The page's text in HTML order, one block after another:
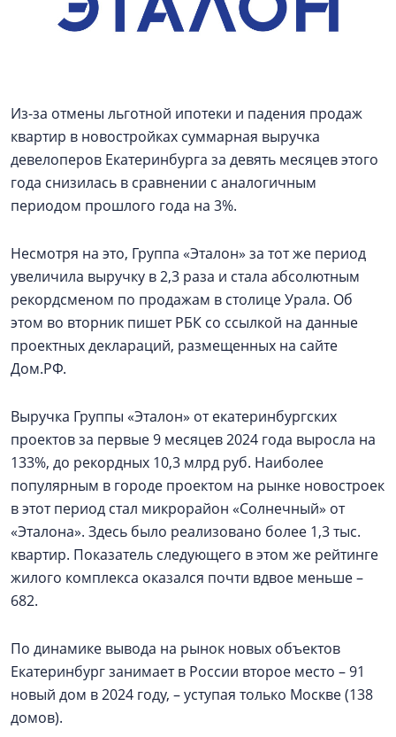
Из-за отмены льготной ипотеки и падения продаж
квартир в новостройках суммарная выручка
девелоперов Екатеринбурга за девять месяцев этого
года снизилась в сравнении с аналогичным
периодом прошлого года на 3%.
Несмотря на это, Группа «Эталон» за тот же период
увеличила выручку в 2,3 раза и стала абсолютным
рекордсменом по продажам в столице Урала. Об
этом во вторник пишет РБК со ссылкой на данные
проектных деклараций, размещенных на сайте
Дом.РФ.
Выручка Группы «Эталон» от екатеринбургских
проектов за первые 9 месяцев 2024 года выросла на
133%, до рекордных 10,3 млрд руб. Наиболее
популярным в городе проектом на рынке новостроек
в этот период стал микрорайон «Солнечный» от
«Эталона». Здесь было реализовано более 1,3 тыс.
квартир. Показатель следующего в этом же рейтинге
жилого комплекса оказался почти вдвое меньше –
682.
По динамике вывода на рынок новых объектов
Екатеринбург занимает в России второе место – 91
новый дом в 2024 году, – уступая только Москве (138
домов).